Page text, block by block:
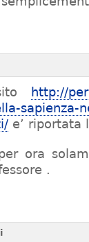
http://
sapienza-
e’ riportata
ora
.